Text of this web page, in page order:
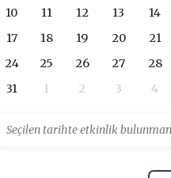
10
11 12 13 14
17
18 19 20 21
24
25 26 27 28
31
1 2 3 4
Seçilen tarihte etkinlik